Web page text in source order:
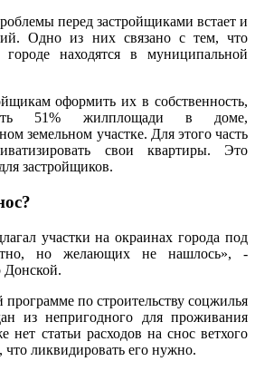
перед застройщиками встает и
Одно из них связано с тем, что
находятся в муниципальной
оформить их в собственность,
51% жилплощади в доме,
земельном участке. Для этого часть
свои квартиры. Это
застройщиков.
участки на окраинах города под
но желающих не нашлось», -
Донской.
по строительству соцжилья
из непригодного для проживания
статьи расходов на снос ветхого
что ликвидировать его нужно.